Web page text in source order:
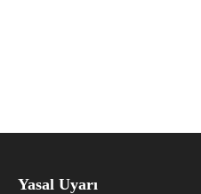
Yasal Uyarı